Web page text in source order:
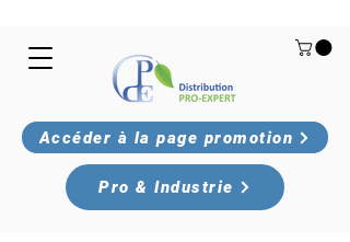
Accéder à la page promotion
Pro & Industrie